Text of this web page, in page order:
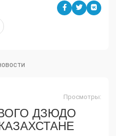
Просмотры:
ДЗЮДО